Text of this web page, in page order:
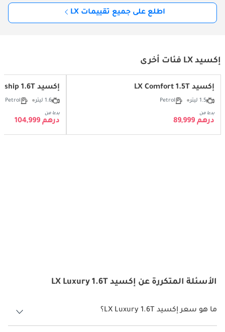
اطلع على جميع تقييمات LX
إكسيد LX فئات أخرى
إكسيد LX Comfort 1.5T
1.5 ليتر Petrol
بدءا من
درهم 89,999
إكسيد LX Flagship 1.6T
1.6 ليتر Petrol
بدءا من
درهم 104,999
الأسئلة المتكررة عن إكسيد LX Luxury 1.6T
ما هو سعر إكسيد LX Luxury 1.6T؟
سعر إكسيد LX Luxury 1.6T هو درهم 99,999.